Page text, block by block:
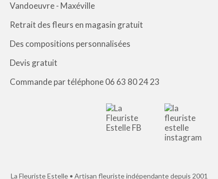
Vandoeuvre - Maxéville
Retrait des fleurs en magasin gratuit
Des compositions personnalisées
Devis gratuit
Commande par téléphone 06 63 80 24 23
La Fleuriste Estelle • Artisan fleuriste indépendante depuis 2001